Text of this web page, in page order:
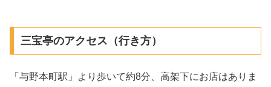
三宝亭のアクセス（行き方）
「与野本町駅」より歩いて約8分、高架下にお店はありま